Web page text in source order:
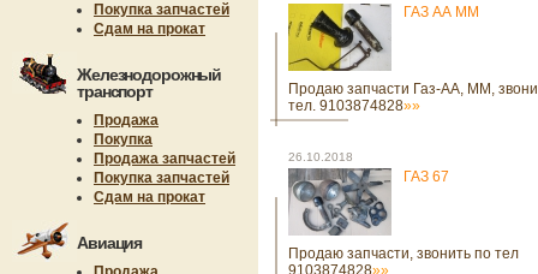
Покупка запчастей
Сдам на прокат
Железнодорожный
транспорт
Продажа
Покупка
Продажа запчастей
Покупка запчастей
Сдам на прокат
Авиация
ГАЗ АА ММ
Продаю запчасти Газ-АА, ММ,
тел. 9103874828»»
26.10.2018
ГАЗ 67
Продаю запчасти, звонить по тел
9103874828»»